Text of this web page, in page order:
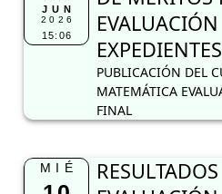
MIÉ
10
EVALUACIÓN
PROCESO DE
0011-2026 II